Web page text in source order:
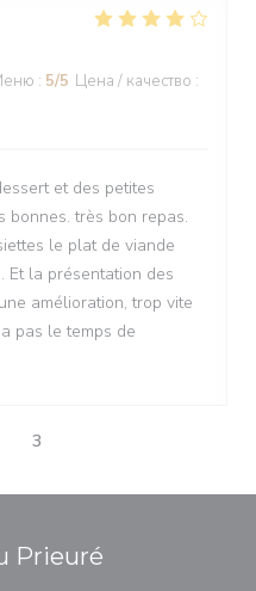
: 5/5 Цена / качество :
et des petites
bonnes. très bon repas.
le plat de viande
Et la présentation des
amélioration, trop vite
pas le temps de
3
Prieuré